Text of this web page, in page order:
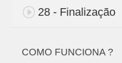
28 - Finalização
COMO FUNCIONA ?